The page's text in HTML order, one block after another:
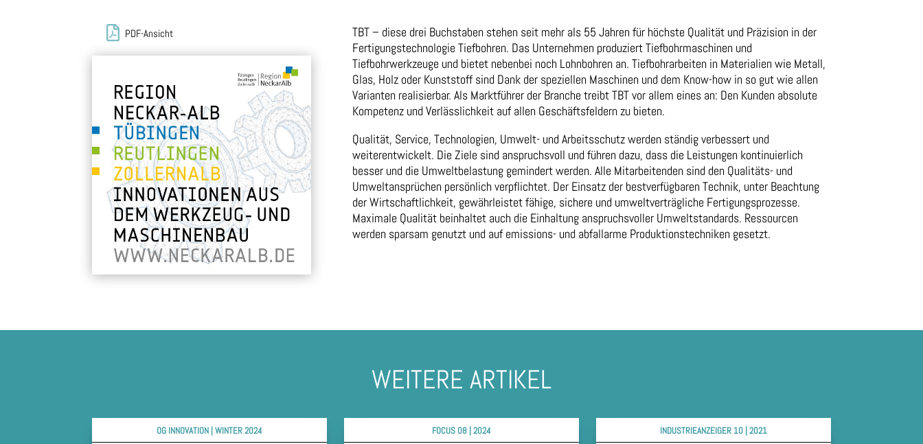
 PDF-Ansicht
TBT – diese drei Buchstaben stehen seit mehr als 55 Jahren für höchste Qualität und Präzision in der
Fertigungstechnologie Tiefbohren. Das Unternehmen produziert Tiefbohrmaschinen und
Tiefbohrwerkzeuge und bietet nebenbei noch Lohnbohren an. Tiefbohrarbeiten in Materialien wie Metall,
Glas, Holz oder Kunststoff sind Dank der speziellen Maschinen und dem Know-how in so gut wie allen
Varianten realisierbar. Als Marktführer der Branche treibt TBT vor allem eines an: Den Kunden absolute
Kompetenz und Verlässlichkeit auf allen Geschäftsfeldern zu bieten.
Qualität, Service, Technologien, Umwelt- und Arbeitsschutz werden ständig verbessert und
weiterentwickelt. Die Ziele sind anspruchsvoll und führen dazu, dass die Leistungen kontinuierlich
besser und die Umweltbelastung gemindert werden. Alle Mitarbeitenden sind den Qualitäts- und
Umweltansprüchen persönlich verpflichtet. Der Einsatz der bestverfügbaren Technik, unter Beachtung
der Wirtschaftlichkeit, gewährleistet fähige, sichere und umweltverträgliche Fertigungsprozesse.
Maximale Qualität beinhaltet auch die Einhaltung anspruchsvoller Umweltstandards. Ressourcen
werden sparsam genutzt und auf emissions- und abfallarme Produktionstechniken gesetzt.
WEITERE ARTIKEL
OG INNOVATION | WINTER 2024 FOCUS 08 | 2024 INDUSTRIEANZEIGER 10 | 2021